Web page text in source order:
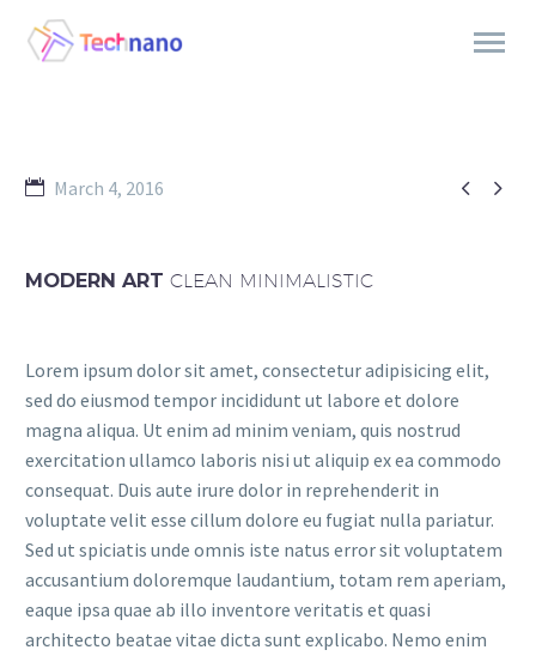
 
March 4, 2016
MODERN ART CLEAN MINIMALISTIC
Lorem ipsum dolor sit amet, consectetur adipisicing elit,
sed do eiusmod tempor incididunt ut labore et dolore
magna aliqua. Ut enim ad minim veniam, quis nostrud
exercitation ullamco laboris nisi ut aliquip ex ea commodo
consequat. Duis aute irure dolor in reprehenderit in
voluptate velit esse cillum dolore eu fugiat nulla pariatur.
Sed ut spiciatis unde omnis iste natus error sit voluptatem
accusantium doloremque laudantium, totam rem aperiam,
eaque ipsa quae ab illo inventore veritatis et quasi
architecto beatae vitae dicta sunt explicabo. Nemo enim